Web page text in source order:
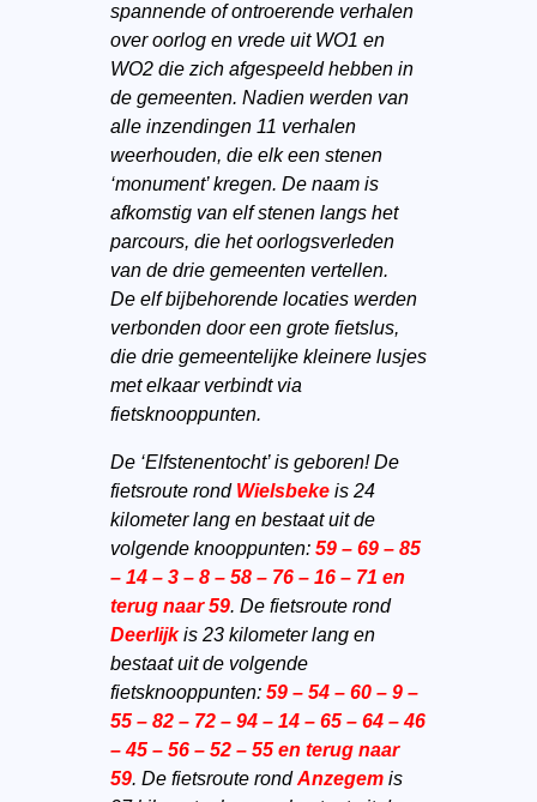
spannende of ontroerende verhalen
over oorlog en vrede uit WO1 en
WO2 die zich afgespeeld hebben in
de gemeenten. Nadien werden van
alle inzendingen 11 verhalen
weerhouden, die elk een stenen
‘monument’ kregen. De naam is
afkomstig van elf stenen langs het
parcours, die het oorlogsverleden
van de drie gemeenten vertellen.
De elf bijbehorende locaties werden
verbonden door een grote fietslus,
die drie gemeentelijke kleinere lusjes
met elkaar verbindt via
fietsknooppunten.
De ‘Elfstenentocht’ is geboren! De
fietsroute rond Wielsbekeis 24
kilometer lang en bestaat uit de
volgende knooppunten: 59 – 69 – 85
– 14 – 3 – 8 – 58 – 76 – 16 – 71 en
terug naar 59. De fietsroute rond
Deerlijkis 23 kilometer lang en
bestaat uit de volgende
fietsknooppunten: 59 – 54 – 60 – 9 –
55 – 82 – 72 – 94 – 14 – 65 – 64 – 46
– 45 – 56 – 52 – 55 en terug naar
59. De fietsroute rondAnzegemis